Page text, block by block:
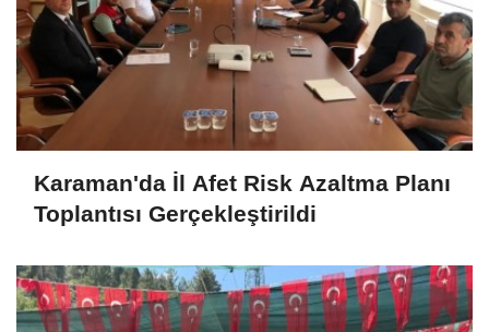
Karaman'da İl Afet Risk Azaltma Planı
Toplantısı Gerçekleştirildi